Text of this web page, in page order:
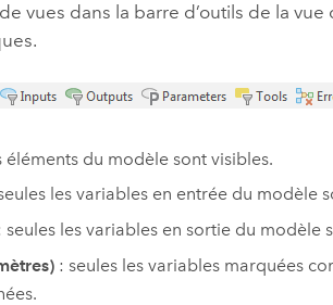
vues dans la barre d’outils de la
du modèle sont visibles.
les variables en entrée du modèle
les variables en sortie du modèle
: seules les variables marquées